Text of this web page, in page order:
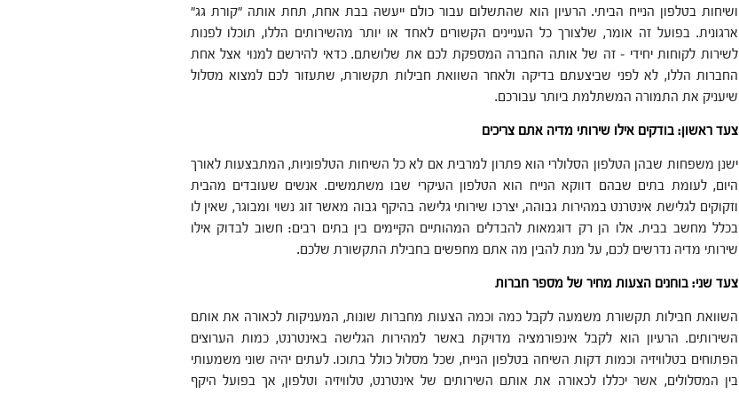
ושיחות בטלפון הנייח הביתי. הרעיון הוא שהתשלום עבור כולם ייעשה בבת אחת, תחת אותה "קורת גג"
ארגונית. בפועל זה אומר, שלצורך כל העניינים הקשורים לאחד או יותר מהשירותים הללו, תוכלו לפנות
לשירות לקוחות יחידי – זה של אותה החברה המספקת לכם את שלושתם. כדאי להירשם למנוי אצל אחת
החברות הללו, לא לפני שביצעתם בדיקה ולאחר השוואת חבילות תקשורת, שתעזור לכם למצוא מסלול
שיעניק את התמורה המשתלמת ביותר עבורכם.
צעד ראשון: בודקים אילו שירותי מדיה אתם צריכים
ישנן משפחות שבהן הטלפון הסלולרי הוא פתרון למרבית אם לא כל השיחות הטלפוניות, המתבצעות לאורך
היום, לעומת בתים שבהם דווקא הנייח הוא הטלפון העיקרי שבו משתמשים. אנשים שעובדים מהבית
וזקוקים לגלישת אינטרנט במהירות גבוהה, יצרכו שירותי גלישה בהיקף גבוה מאשר זוג נשוי ומבוגר, שאין לו
בכלל מחשב בבית. אלו הן רק דוגמאות להבדלים המהותיים הקיימים בין בתים רבים: חשוב לבדוק אילו
שירותי מדיה נדרשים לכם, על מנת להבין מה אתם מחפשים בחבילת התקשורת שלכם.
צעד שני: בוחנים הצעות מחיר של מספר חברות
השוואת חבילות תקשורת משמעה לקבל כמה וכמה הצעות מחברות שונות, המעניקות לכאורה את אותם
השירותים. הרעיון הוא לקבל אינפורמציה מדויקת באשר למהירות הגלישה באינטרנט, כמות הערוצים
הפתוחים בטלוויזיה וכמות דקות השיחה בטלפון הנייח, שכל מסלול כולל בתוכו. לעתים יהיה שוני משמעותי
בין המסלולים, אשר יכללו לכאורה את אותם השירותים של אינטרנט, טלוויזיה וטלפון, אך בפועל היקף